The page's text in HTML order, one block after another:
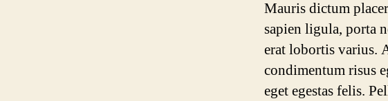
Mauris dictum
sapien ligula, porta
erat lobortis varius.
condimentum risus
eget egestas felis.